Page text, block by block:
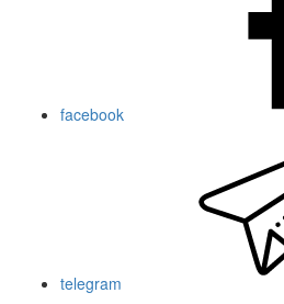
facebook
telegram